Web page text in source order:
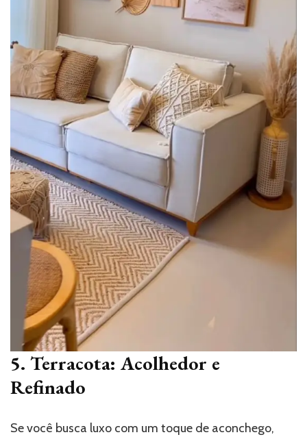
5. Terracota: Acolhedor e
Refinado
Se você busca luxo com um toque de aconchego,